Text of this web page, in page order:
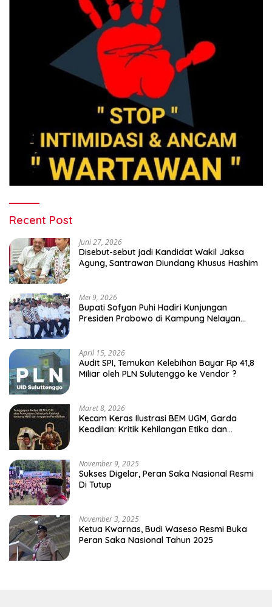
Recent Post
Juni 27, 2026
Disebut-sebut jadi Kandidat Wakil Jaksa
Agung, Santrawan Diundang Khusus Hashim
Mei 9, 2026
Bupati Sofyan Puhi Hadiri Kunjungan
Presiden Prabowo di Kampung Nelayan
April 15, 2026
Audit SPI, Temukan Kelebihan Bayar Rp 41,8
Miliar oleh PLN Sulutenggo ke Vendor ?
Maret 8, 2026
Kecam Keras Ilustrasi BEM UGM, Garda
Keadilan: Kritik Kehilangan Etika dan
November 9, 2025
Sukses Digelar, Peran Saka Nasional Resmi
Di Tutup
November 3, 2025
Ketua Kwarnas, Budi Waseso Resmi Buka
Peran Saka Nasional Tahun 2025